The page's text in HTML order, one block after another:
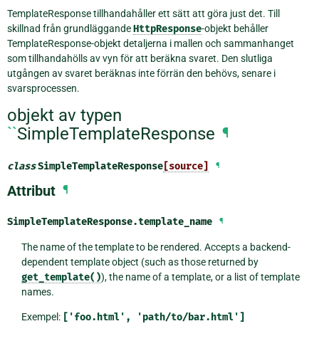
TemplateResponse tillhandahåller ett sätt att göra just det. Till
skillnad från grundläggandeHttpResponse-objekt behåller
TemplateResponse-objekt detaljerna i mallen och sammanhanget
som tillhandahölls av vyn för att beräkna svaret. Den slutliga
utgången av svaret beräknas inte förrän den behövs, senare i
svarsprocessen.
objekt av typen
``SimpleTemplateResponse ¶
classSimpleTemplateResponse [source] ¶
Attribut ¶
SimpleTemplateResponse.template_name ¶
The name of the template to be rendered. Accepts a backend-
dependent template object (such as those returned by
get_template()), the name of a template, or a list of template
names.
Exempel: ['foo.html', 'path/to/bar.html']